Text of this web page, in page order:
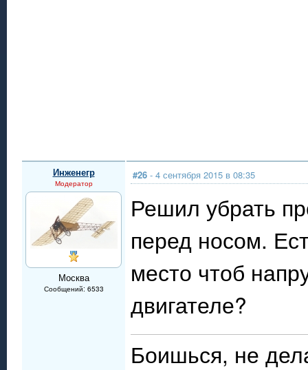
Инженегр
Модератор
Москва
Сообщений: 6533
#26 - 4 сентября 2015 в 08:35
Решил убрать
перед носом.
место чтоб
двигателе?
Боишься, не